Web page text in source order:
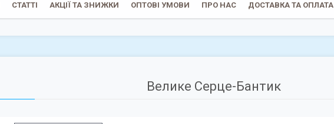
СТАТТІ АКЦІЇ ТА ЗНИЖКИ ОПТОВІ УМОВИ ПРО НАС ДОСТАВКА ТА ОПЛАТА
Велике Серце-Бантик